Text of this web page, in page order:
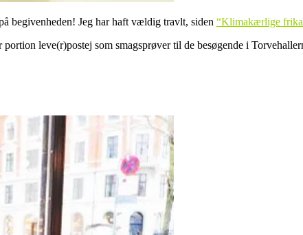
begivenheden! Jeg har haft vældig travlt, siden “Klimakærlige
leve(r)postej som smagsprøver til de besøgende i